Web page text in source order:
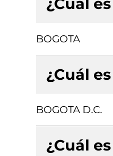
¿Cuál
BOGOTA
¿Cuál
BOGOTA D.C.
¿Cuál